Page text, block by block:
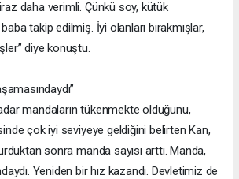
daha verimli. Çünkü soy, kütük
takip edilmiş. İyi olanları bırakmışlar,
diye konuştu.
mandaların tükenmekte olduğunu,
çok iyi seviyeye geldiğini belirten Kan,
sonra manda sayısı arttı. Manda,
Yeniden bir hız kazandı. Devletimiz de